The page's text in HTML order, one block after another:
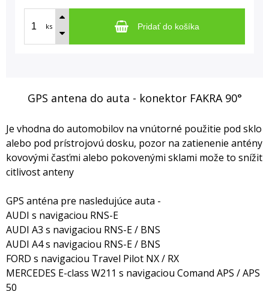
ks Pridať do košíka
GPS antena do auta - konektor FAKRA 90°
Je vhodna do automobilov na vnútorné použitie pod sklo
alebo pod prístrojovú dosku, pozor na zatienenie antény
kovovými časťmi alebo pokovenými sklami može to snížit
citlivost anteny
GPS anténa pre nasledujúce auta -
AUDI s navigaciou RNS-E
AUDI A3 s navigaciou RNS-E / BNS
AUDI A4 s navigaciou RNS-E / BNS
FORD s navigaciou Travel Pilot NX / RX
MERCEDES E-class W211 s navigaciou Comand APS / APS
50